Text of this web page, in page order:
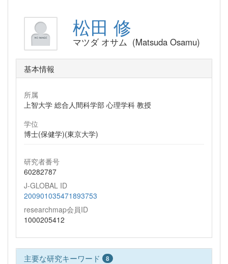
松田 修
マツダ オサム (Matsuda Osamu)
基本情報
所属
上智大学 総合人間科学部 心理学科 教授
学位
博士(保健学)(東京大学)
研究者番号
60282787
J-GLOBAL ID
200901035471893753
researchmap会員ID
1000205412
主要な研究キーワード 8